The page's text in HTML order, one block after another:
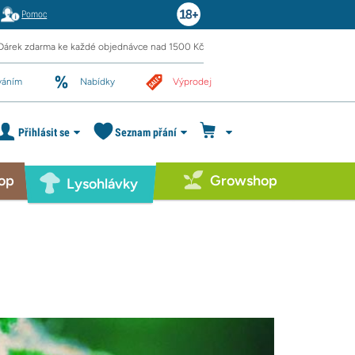
Pomoc
zdarma ke každé objednávce nad 1500 Kč
Nabídky Výprodej
Přihlásit se Seznam přání
Lysohlávky Growshop